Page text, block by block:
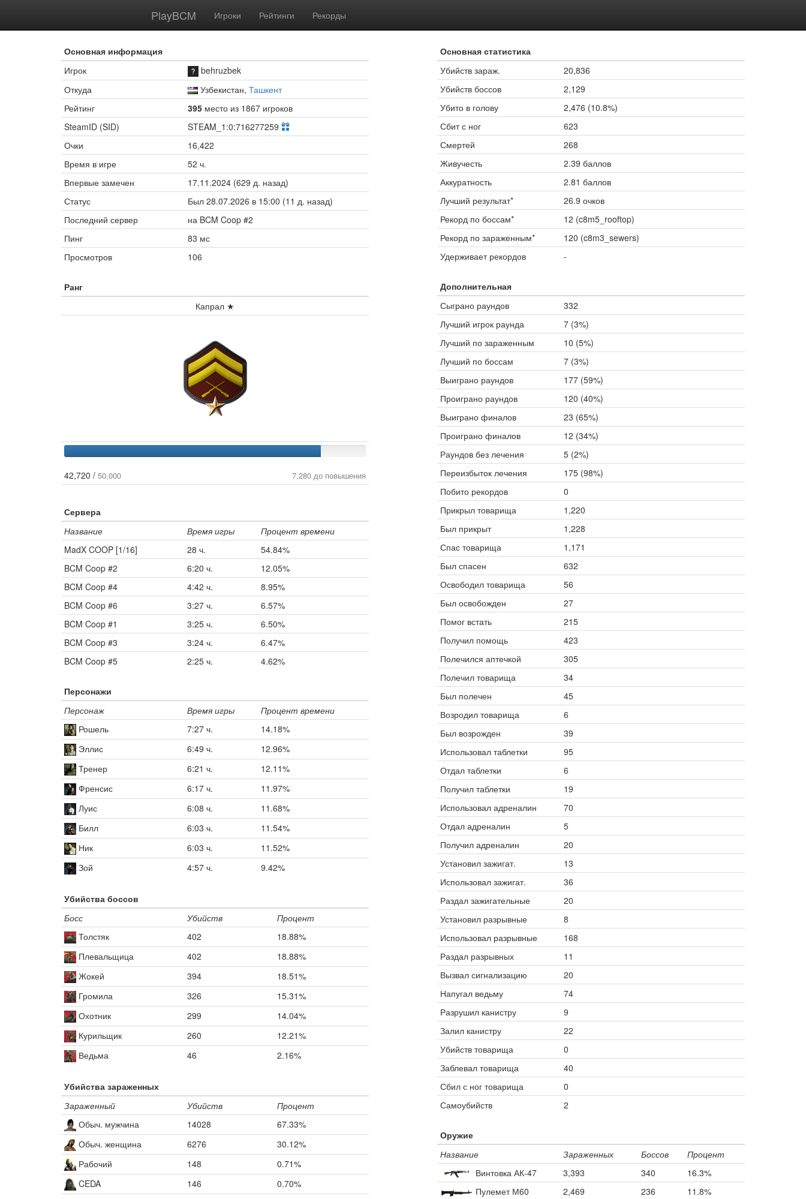
PlayBCM Игроки Рейтинги Рекорды
Основная информация
Игрок
behruzbek
Откуда
Узбекистан,Ташкент
Рейтинг
395 место из 1867 игроков
SteamID (SID)
STEAM_1:0:716277259
Очки
16,422
Время в игре
52 ч.
Впервые замечен
17.11.2024 (629 д. назад)
Статус
Был 28.07.2026 в 15:00 (11 д. назад)
Последний сервер
на BCM Coop #2
Пинг
83 мс
Просмотров
106
Ранг
Капрал ★
42,720 / 50,000 7,280 до повышения
Сервера
Название
Время игры
Процент времени
MadX COOP [1/16]
28 ч.
54.84%
BCM Coop #2
6:20 ч.
12.05%
BCM Coop #4
4:42 ч.
8.95%
BCM Coop #6
3:27 ч.
6.57%
BCM Coop #1
3:25 ч.
6.50%
BCM Coop #3
3:24 ч.
6.47%
BCM Coop #5
2:25 ч. 4.62%
Персонажи
Персонаж
Время игры
Процент времени
Рошель
7:27 ч.
14.18%
Эллис
6:49 ч.
12.96%
Тренер
6:21 ч.
12.11%
Френсис
6:17 ч.
11.97%
Луис
6:08 ч.
11.68%
Билл
6:03 ч.
11.54%
Ник
6:03 ч.
11.52%
Зой
4:57 ч. 9.42%
Убийства боссов
Босс
Убийств
Процент
Толстяк
402
18.88%
Плевальщица
402
18.88%
Жокей
394
18.51%
Громила
326
15.31%
Охотник
299
14.04%
Курильщик
260
12.21%
Ведьма
46 2.16%
Убийства зараженных
Зараженный
Убийств
Процент
Обыч. мужчина
14028
67.33%
Обыч. женщина
6276
30.12%
Рабочий
148
0.71%
CEDA
146
0.70%
Основная статистика
Убийств зараж.
20,836
Убийств боссов
2,129
Убито в голову
2,476 (10.8%)
Сбит с ног
623
Смертей
268
Живучесть
2.39 баллов
Аккуратность
2.81 баллов
Лучший результат*
26.9 очков
Рекорд по боссам*
12 (c8m5_rooftop)
Рекорд по зараженным*
120 (c8m3_sewers)
Удерживает рекордов
-
Дополнительная
Сыграно раундов
332
Лучший игрок раунда
7 (3%)
Лучший по зараженным
10 (5%)
Лучший по боссам
7 (3%)
Выиграно раундов
177 (59%)
Проиграно раундов
120 (40%)
Выиграно финалов
23 (65%)
Проиграно финалов
12 (34%)
Раундов без лечения
5 (2%)
Переизбыток лечения
175 (98%)
Побито рекордов
0
Прикрыл товарища
1,220
Был прикрыт
1,228
Спас товарища
1,171
Был спасен
632
Освободил товарища
56
Был освобожден
27
Помог встать
215
Получил помощь
423
Полечился аптечкой
305
Полечил товарища
34
Был полечен
45
Возродил товарища
6
Был возрожден
39
Использовал таблетки
95
Отдал таблетки
6
Получил таблетки
19
Использовал адреналин
70
Отдал адреналин
5
Получил адреналин
20
Установил зажигат.
13
Использовал зажигат.
36
Раздал зажигательные
20
Установил разрывные
8
Использовал разрывные
168
Раздал разрывных
11
Вызвал сигнализацию
20
Напугал ведьму
74
Разрушил канистру
9
Залил канистру
22
Убийств товарища
0
Заблевал товарища
40
Сбил с ног товарища
0
Самоубийств
2
Оружие
Название
Зараженных Боссов
Процент
Винтовка АК-47
3,393 340
16.3%
Пулемет М60
2,469 236
11.8%